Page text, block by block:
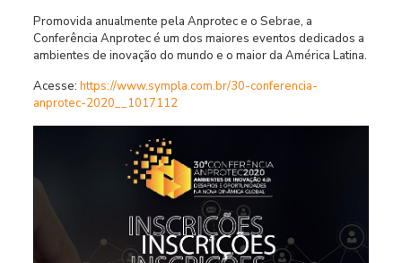
Promovida anualmente pela Anprotec e o Sebrae, a
Conferência Anprotec é um dos maiores eventos dedicados a
ambientes de inovação do mundo e o maior da América Latina.
Acesse: https://www.sympla.com.br/30-conferencia-
anprotec-2020__1017112